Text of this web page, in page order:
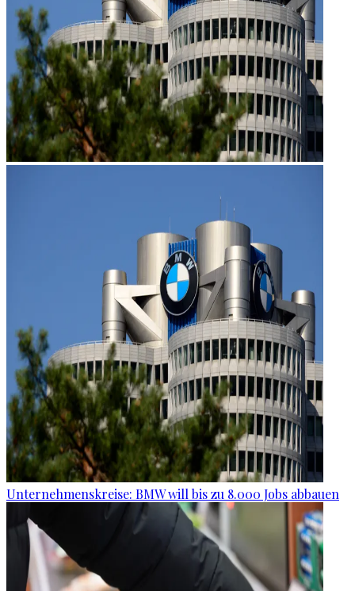
Unternehmenskreise: BMW will bis zu 8.000 Jobs abbauen